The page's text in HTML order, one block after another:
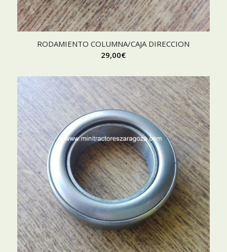
RODAMIENTO COLUMNA/CAJA DIRECCION
29,00€